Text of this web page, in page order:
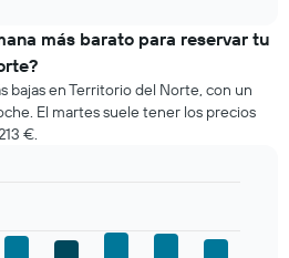
más barato para reservar tu
bajas en Territorio del Norte, con un
El martes suele tener los precios
€.